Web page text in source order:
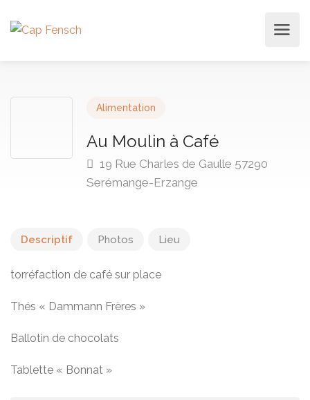
Alimentation
Au Moulin à Café
19 Rue Charles de Gaulle 57290
Serémange-Erzange
Descriptif Photos Lieu
torréfaction de café sur place
Thés « Dammann Frères »
Ballotin de chocolats
Tablette « Bonnat »